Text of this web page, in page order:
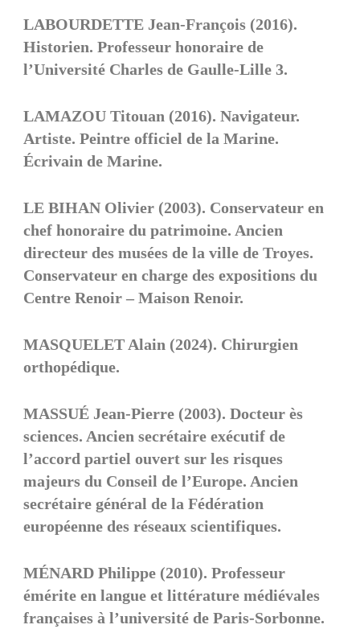
LABOURDETTE Jean-François (2016).
Historien. Professeur honoraire de
l’Université Charles de Gaulle-Lille 3.
LAMAZOU Titouan (2016). Navigateur.
Artiste. Peintre officiel de la Marine.
Écrivain de Marine.
LE BIHAN Olivier (2003). Conservateur en
chef honoraire du patrimoine. Ancien
directeur des musées de la ville de Troyes.
Conservateur en charge des expositions du
Centre Renoir – Maison Renoir.
MASQUELET Alain (2024). Chirurgien
orthopédique.
MASSUÉ Jean-Pierre (2003). Docteur ès
sciences. Ancien secrétaire exécutif de
l’accord partiel ouvert sur les risques
majeurs du Conseil de l’Europe. Ancien
secrétaire général de la Fédération
européenne des réseaux scientifiques.
MÉNARD Philippe (2010). Professeur
émérite en langue et littérature médiévales
françaises à l’université de Paris-Sorbonne.